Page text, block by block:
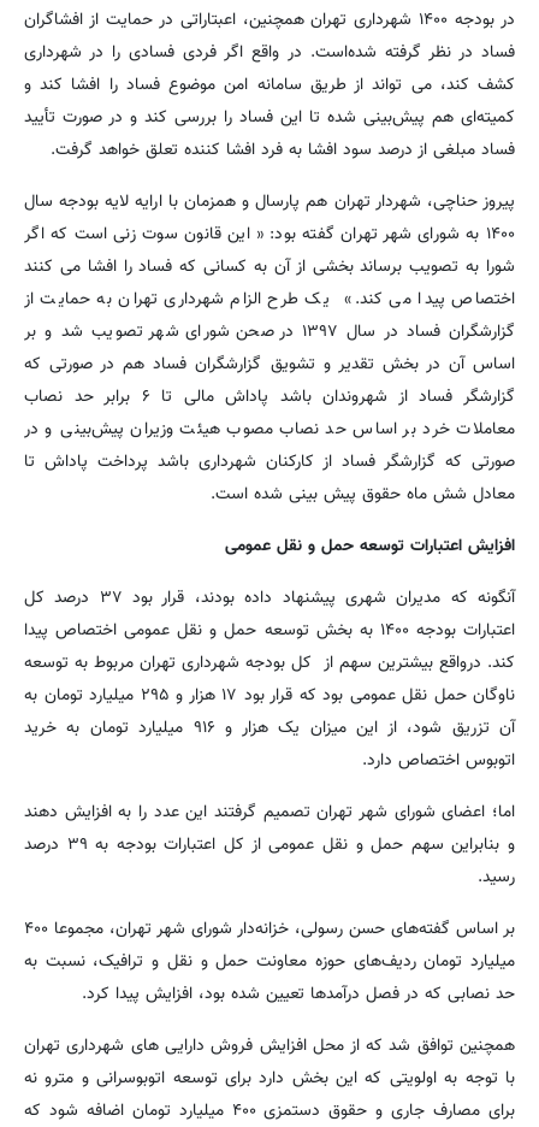
در بودجه ۱۴۰۰ شهرداری تهران همچنین، اعبتاراتی در حمایت از افشاگران
فساد در نظر گرفته شده‌است. در واقع اگر فردی فسادی را در شهرداری
کشف کند، می تواند از طریق سامانه امن موضوع فساد را افشا کند و
کمیته‌ای هم پیش‌بینی شده تا این فساد را بررسی کند و در صورت تأیید
فساد مبلغی از درصد سود افشا به فرد افشا کننده تعلق خواهد گرفت.
پیروز حناچی، شهردار تهران هم پارسال و همزمان با ارایه لایه بودجه سال
۱۴۰۰ به شورای شهر تهران گفته بود: « این قانون سوت زنی است که اگر
شورا به تصویب برساند بخشی از آن به کسانی که فساد را افشا می کنند
اختصاص پیدا می کند.» یک طرح الزام شهرداری تهران به حمایت از
گزارشگران فساد در سال ۱۳۹۷ در صحن شورای شهر تصویب شد و بر
اساس آن در بخش تقدیر و تشویق گزارشگران فساد هم در صورتی که
گزارشگر فساد از شهروندان باشد پاداش مالی تا ۶ برابر حد نصاب
معاملات خرد بر اساس حد نصاب مصوب هیئت وزیران پیش‌بینی و در
صورتی که گزارشگر فساد از کارکنان شهرداری باشد پرداخت پاداش تا
معادل شش ماه حقوق پیش بینی شده است.
افزایش اعتبارات توسعه حمل و نقل عمومی
آنگونه که مدیران شهری پیشنهاد داده بودند، قرار بود ۳۷ درصد کل
اعتبارات بودجه ۱۴۰۰ به بخش توسعه حمل و نقل عمومی اختصاص پیدا
کند. درواقع بیشترین سهم از کل بودجه شهرداری تهران مربوط به توسعه
ناوگان حمل ‌نقل عمومی بود که قرار بود ۱۷ هزار و ۲۹۵ میلیارد تومان به
آن تزریق شود، از این میزان یک هزار و ۹۱۶ میلیارد تومان به خرید
اتوبوس اختصاص دارد.
اما؛ اعضای شورای شهر تهران تصمیم گرفتند این عدد را به افزایش دهند
و بنابراین سهم حمل و نقل عمومی از کل اعتبارات بودجه به ۳۹ درصد
رسید.
بر اساس گفته‌های حسن رسولی، خزانه‌دار شورای شهر تهران، مجموعا ۴۰۰
میلیارد تومان ردیف‌های حوزه معاونت حمل و نقل و ترافیک، نسبت به
حد نصابی که در فصل درآمدها تعیین شده بود، افزایش پیدا کرد.
همچنین توافق شد که از محل افزایش فروش دارایی های شهرداری تهران
با توجه به اولویتی که این بخش دارد برای توسعه اتوبوسرانی و مترو نه
برای مصارف جاری و حقوق دستمزی ۴۰۰ میلیارد تومان اضافه شود که